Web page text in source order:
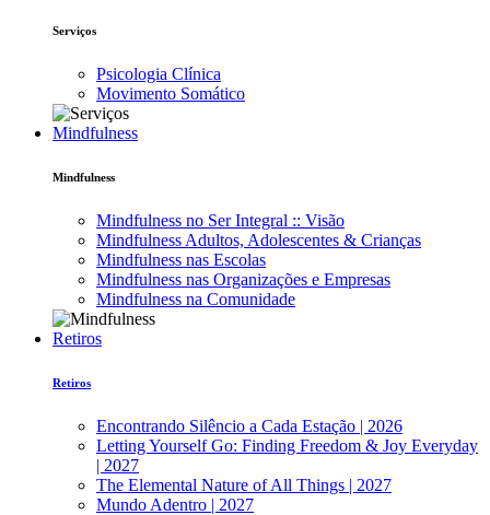
Serviços
Psicologia Clínica
Movimento Somático
Mindfulness
Mindfulness
Mindfulness no Ser Integral :: Visão
Mindfulness Adultos, Adolescentes & Crianças
Mindfulness nas Escolas
Mindfulness nas Organizações e Empresas
Mindfulness na Comunidade
Retiros
Retiros
Encontrando Silêncio a Cada Estação | 2026
Letting Yourself Go: Finding Freedom & Joy Everyday
| 2027
The Elemental Nature of All Things | 2027
Mundo Adentro | 2027